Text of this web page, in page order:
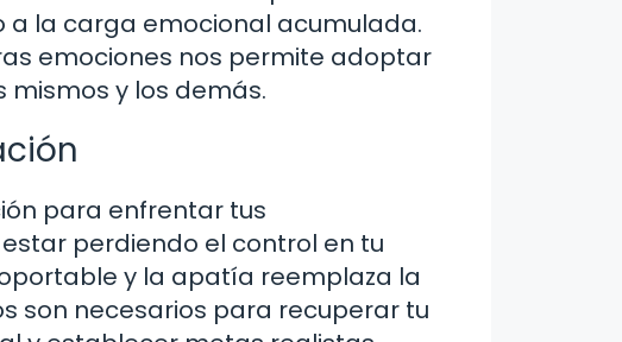
la carga emocional acumulada.
emociones nos permite adoptar
y los demás.
para enfrentar tus
perdiendo el control en tu
y la apatía reemplaza la
son necesarios para recuperar tu